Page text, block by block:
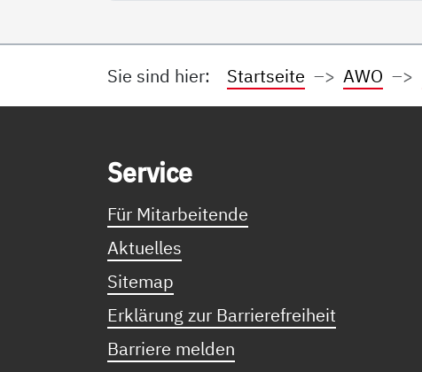
Sie sind hier: Startseite AWO
Ser­vice
Für Mitarbeitende
Aktuelles
Sitemap
Erklärung zur Barrierefreiheit
Barriere melden